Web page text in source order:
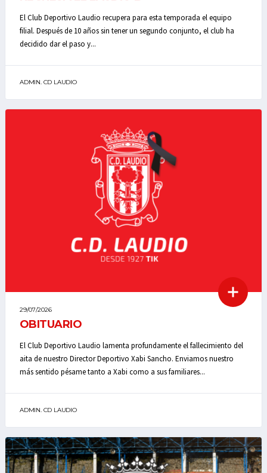
El Club Deportivo Laudio recupera para esta temporada el equipo
filial. Después de 10 años sin tener un segundo conjunto, el club ha
decidido dar el paso y...
ADMIN. CD LAUDIO
29/07/2026
OBITUARIO
El Club Deportivo Laudio lamenta profundamente el fallecimiento del
aita de nuestro Director Deportivo Xabi Sancho. Enviamos nuestro
más sentido pésame tanto a Xabi como a sus familiares...
ADMIN. CD LAUDIO